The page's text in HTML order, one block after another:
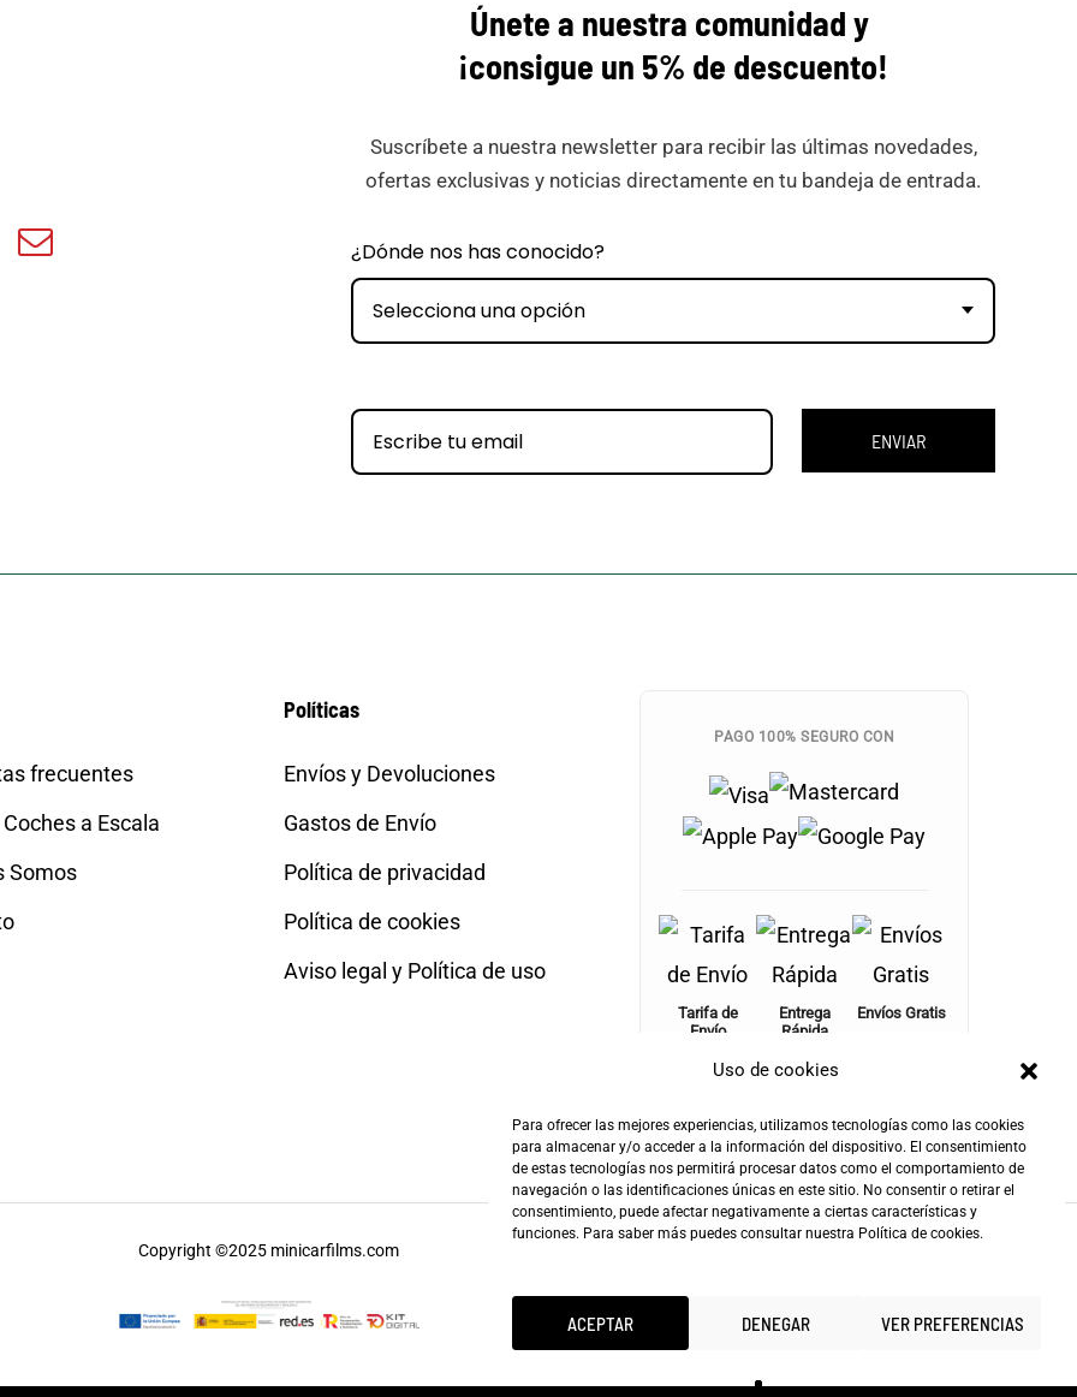
Uso de cookies
Para ofrecer las mejores experiencias, utilizamos tecnologías como las cookies
para almacenar y/o acceder a la información del dispositivo. El consentimiento
de estas tecnologías nos permitirá procesar datos como el comportamiento de
navegación o las identificaciones únicas en este sitio. No consentir o retirar el
consentimiento, puede afectar negativamente a ciertas características y
funciones. Para saber más puedes consultar nuestra Política de cookies.
ACEPTAR DENEGAR VER PREFERENCIAS
Minicar
Únete a nuestra comunidad y
¡consigue un 5% de descuento!
Suscríbete a nuestra newsletter para recibir las últimas novedades,
ofertas exclusivas y noticias directamente en tu bandeja de entrada.
¿Dónde nos has conocido?
Selecciona una opción
ENVIAR
frecuentes
a Escala
Somos
Políticas
Envíos y Devoluciones
Gastos de Envío
Política de privacidad
Política de cookies
Aviso legal y Política de uso
PAGO 100% SEGURO CON
Tarifa de
Envío
4,90€
Entrega
Rápida
24-72h
Envíos Gratis
Copyright ©2025 minicarfilms.com